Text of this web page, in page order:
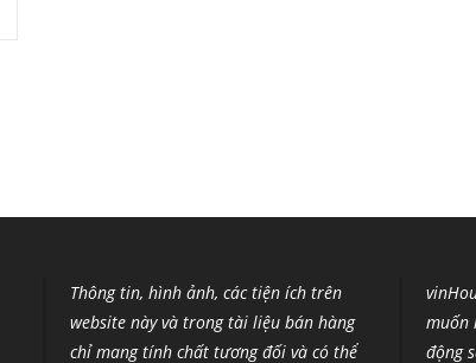
Thông tin, hình ảnh, các tiện ích trên
website này và trong tài liệu bán hàng
chỉ mang tính chất tương đối và có thể
muốn
động